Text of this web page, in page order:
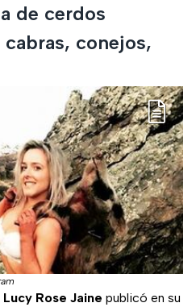
de cerdos
conejos,
Lucy Rose Jaine publicó en su